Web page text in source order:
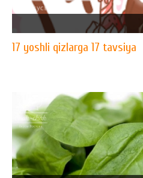
17 yoshli qizlarga 17 tavsiya